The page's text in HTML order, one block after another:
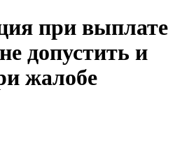
при выплате
допустить и
жалобе